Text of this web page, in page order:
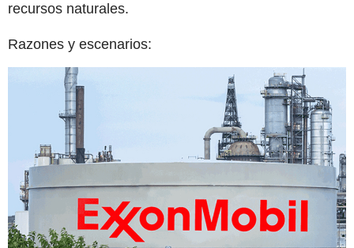
recursos naturales.
Razones y escenarios: